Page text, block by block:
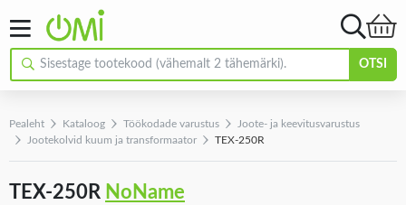
OTSI
Pealeht Kataloog Töökodade varustus
Joote- ja keevitusvarustus
Jootekolvid kuum ja transformaator
TEX-250R
TEX-250R NoName